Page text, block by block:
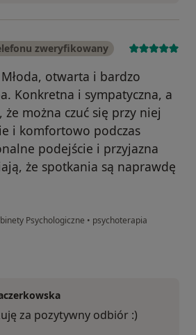
zweryfikowany
otwarta i bardzo
Konkretna i sympatyczna, a
można czuć się przy niej
i komfortowo podczas
podejście i przyjazna
że spotkania są naprawdę
Psychologiczne • psychoterapia
za pozytywny odbiór :)